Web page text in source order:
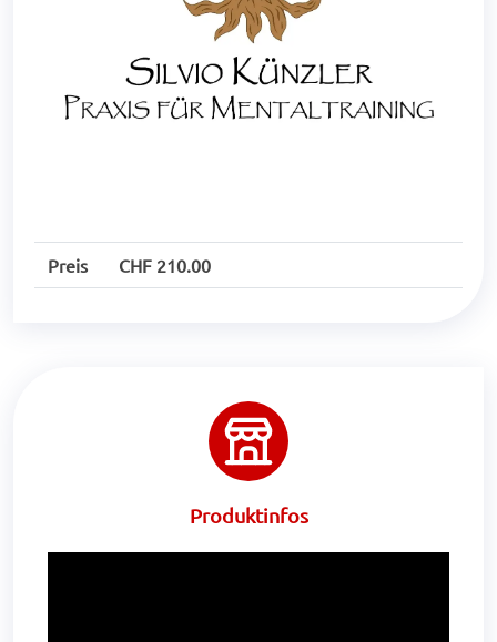
Preis CHF 210.00
Produktinfos